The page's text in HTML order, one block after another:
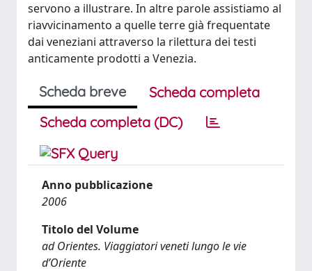
servono a illustrare. In altre parole assistiamo al
riavvicinamento a quelle terre già frequentate
dai veneziani attraverso la rilettura dei testi
anticamente prodotti a Venezia.
Scheda breve
Scheda completa
Scheda completa (DC)
Anno pubblicazione
2006
Titolo del Volume
ad Orientes. Viaggiatori veneti lungo le vie
d’Oriente